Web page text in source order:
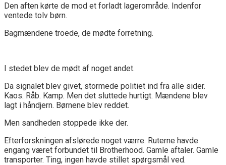
Den aften kørte de mod et forladt lagerområde. Indenfor
ventede tolv børn.
Bagmændene troede, de mødte forretning.
I stedet blev de mødt af noget andet.
Da signalet blev givet, stormede politiet ind fra alle sider.
Kaos. Råb. Kamp. Men det sluttede hurtigt. Mændene blev
lagt i håndjern. Børnene blev reddet.
Men sandheden stoppede ikke der.
Efterforskningen afslørede noget værre. Ruterne havde
engang været forbundet til Brotherhood. Gamle aftaler. Gamle
transporter. Ting, ingen havde stillet spørgsmål ved.